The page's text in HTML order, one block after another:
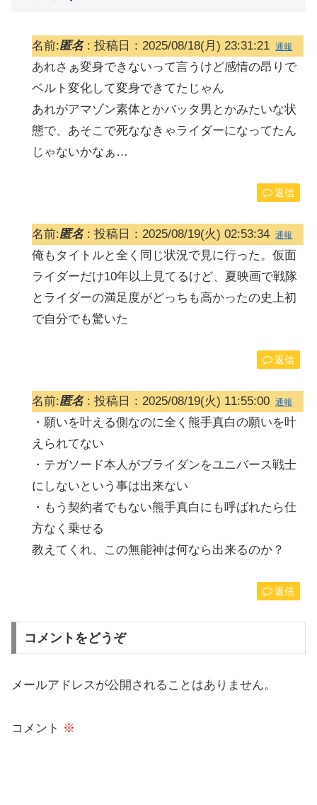
名前:匿名: 投稿日：2025/08/18(月) 23:31:21 通報
あれさぁ変身できないって言うけど感情の昂りで
ベルト変化して変身できてたじゃん
あれがアマゾン素体とかバッタ男とかみたいな状
態で、あそこで死ななきゃライダーになってたん
じゃないかなぁ…
返信
名前:匿名: 投稿日：2025/08/19(火) 02:53:34 通報
俺もタイトルと全く同じ状況で見に行った。仮面
ライダーだけ10年以上見てるけど、夏映画で戦隊
とライダーの満足度がどっちも高かったの史上初
で自分でも驚いた
返信
名前:匿名: 投稿日：2025/08/19(火) 11:55:00 通報
・願いを叶える側なのに全く熊手真白の願いを叶
えられてない
・テガソード本人がブライダンをユニバース戦士
にしないという事は出来ない
・もう契約者でもない熊手真白にも呼ばれたら仕
方なく乗せる
教えてくれ、この無能神は何なら出来るのか？
返信
コメントをどうぞ
メールアドレスが公開されることはありません。
コメント ※